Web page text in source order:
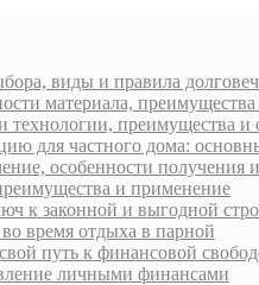
виды и правила
материала,
технологии, преимущества
для частного дома:
особенности получения
и применение
к законной и выгодной
время отдыха в парной
путь к финансовой
личными финансами